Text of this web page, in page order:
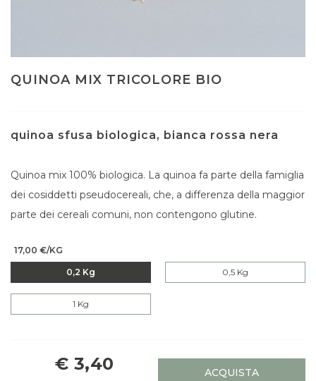
QUINOA MIX TRICOLORE BIO
quinoa sfusa biologica, bianca rossa nera
Quinoa mix 100% biologica. La quinoa fa parte della famiglia
dei cosiddetti pseudocereali, che, a differenza della maggior
parte dei cereali comuni, non contengono glutine.
17,00 €/KG
0,2 Kg 0,5 Kg
1 Kg
€ 3,40 ACQUISTA